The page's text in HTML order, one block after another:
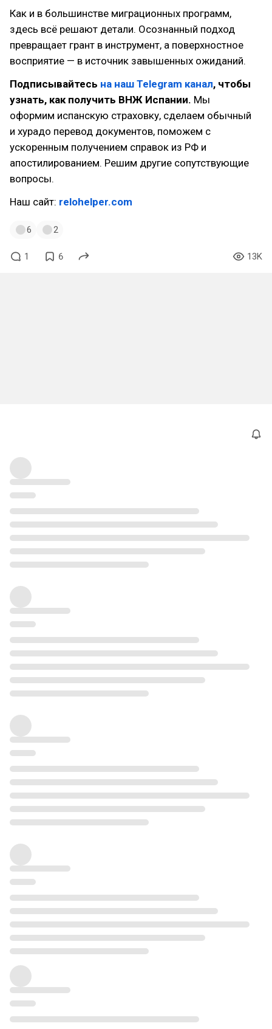
Как и в большинстве миграционных программ,
здесь всё решают детали. Осознанный подход
превращает грант в инструмент, а поверхностное
восприятие — в источник завышенных ожиданий.
Подписывайтесь на наш Telegram канал, чтобы
узнать, как получить ВНЖ Испании. Мы
оформим испанскую страховку, сделаем обычный
и хурадо перевод документов, поможем с
ускоренным получением справок из РФ и
апостилированием. Решим другие сопутствующие
вопросы.
Наш сайт: relohelper.com
6 2
1 6 13K